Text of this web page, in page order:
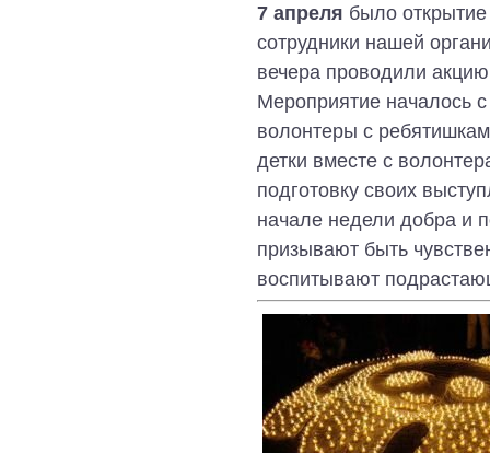
7 апреля было
сотрудники нашей
вечера проводили
Мероприятие началось
волонтеры с
детки вместе с
подготовку своих
начале недели добра и
призывают быть
воспитывают